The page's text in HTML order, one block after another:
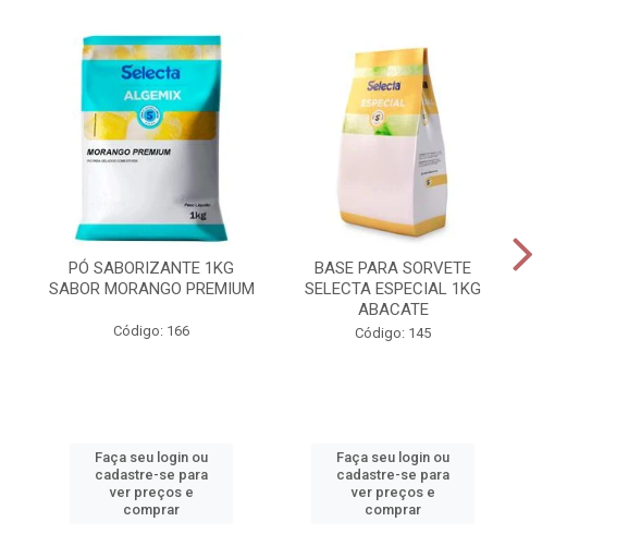
PÓ SABORIZANTE 1KG
SABOR MORANGO PREMIUM
Código: 166
Faça seu login ou
cadastre-se para
ver preços e
comprar
BASE PARA SORVETE
SELECTA ESPECIAL 1KG
ABACATE
Código: 145
Faça seu login ou
cadastre-se para
ver preços e
comprar